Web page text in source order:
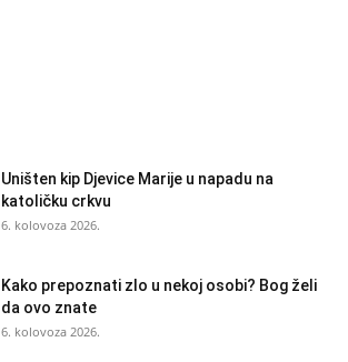
Uništen kip Djevice Marije u napadu na
katoličku crkvu
6. kolovoza 2026.
Kako prepoznati zlo u nekoj osobi? Bog želi
da ovo znate
6. kolovoza 2026.